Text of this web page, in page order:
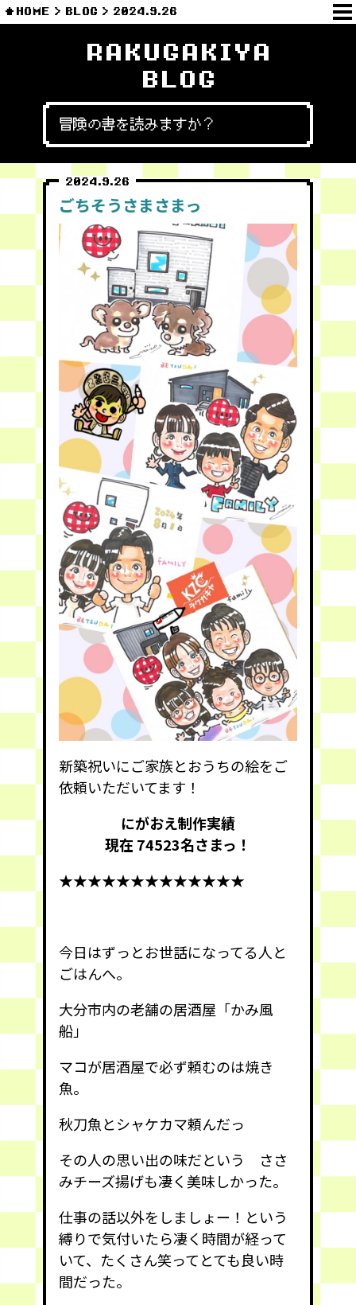
HOME BLOG 2024.9.26
RAKUGAKIYA
BLOG
冒険の書を読みますか？
2024.9.26
ごちそうさまさまっ
新築祝いにご家族とおうちの絵をご
依頼いただいてます！
にがおえ制作実績
現在 74523名さまっ！
★★★★★★★★★★★★★
今日はずっとお世話になってる人と
ごはんへ。
大分市内の老舗の居酒屋「かみ風
船」
マコが居酒屋で必ず頼むのは焼き
魚。
秋刀魚とシャケカマ頼んだっ
その人の思い出の味だという ささ
みチーズ揚げも凄く美味しかった。
仕事の話以外をしましょー！という
縛りで気付いたら凄く時間が経って
いて、たくさん笑ってとても良い時
間だった。